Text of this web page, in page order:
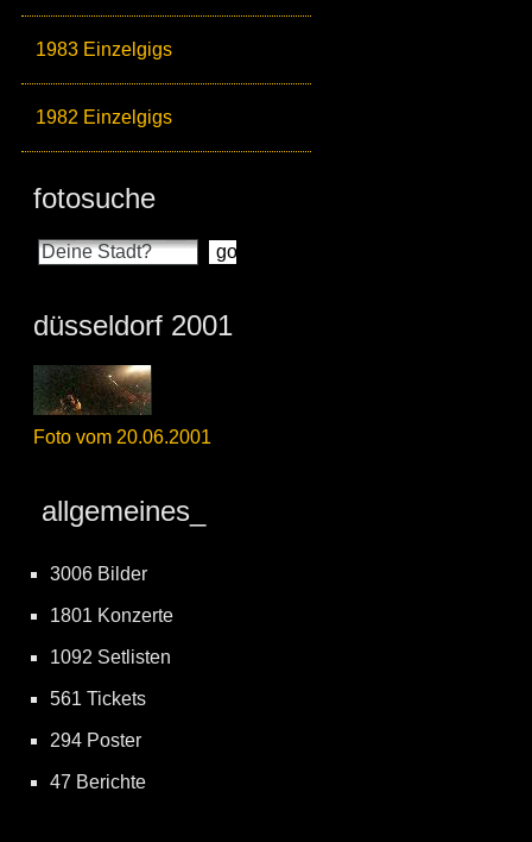
1983 Einzelgigs
1982 Einzelgigs
fotosuche
düsseldorf 2001
Foto vom 20.06.2001
allgemeines_
3006 Bilder
1801 Konzerte
1092 Setlisten
561 Tickets
294 Poster
47 Berichte